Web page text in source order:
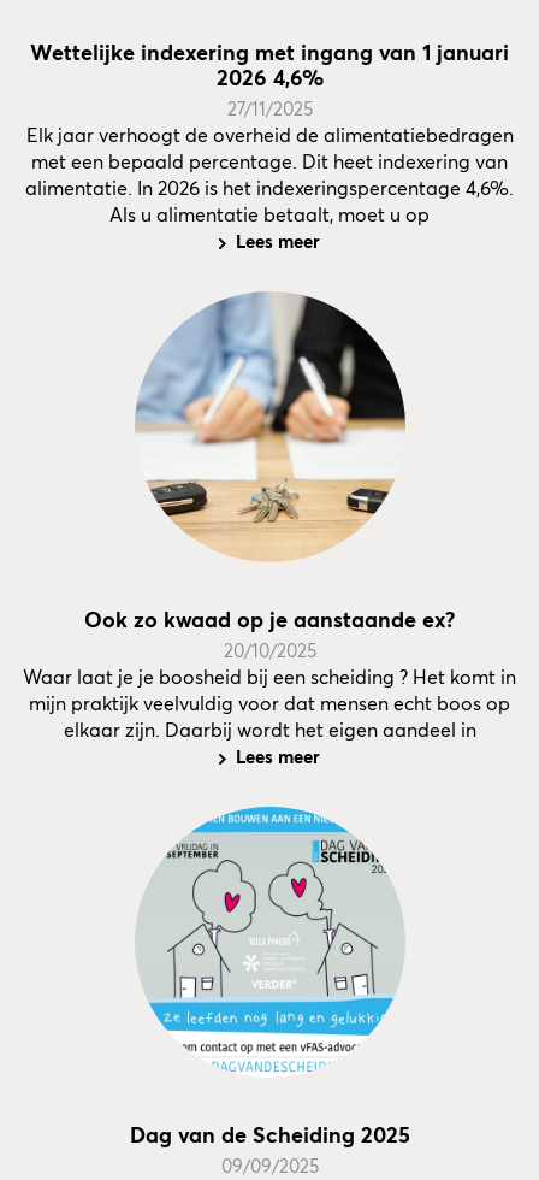
Wettelijke indexering met ingang van 1 januari
2026 4,6%
27/11/2025
Elk jaar verhoogt de overheid de alimentatiebedragen
met een bepaald percentage. Dit heet indexering van
alimentatie. In 2026 is het indexeringspercentage 4,6%.
Als u alimentatie betaalt, moet u op
Lees meer
Ook zo kwaad op je aanstaande ex?
20/10/2025
Waar laat je je boosheid bij een scheiding ? Het komt in
mijn praktijk veelvuldig voor dat mensen echt boos op
elkaar zijn. Daarbij wordt het eigen aandeel in
Lees meer
Dag van de Scheiding 2025
09/09/2025